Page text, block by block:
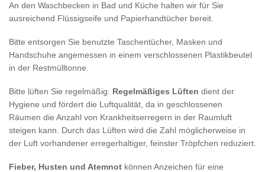
An den Waschbecken in Bad und Küche halten wir für Sie
ausreichend Flüssigseife und Papierhandtücher bereit.
Bitte entsorgen Sie benutzte Taschentücher, Masken und
Handschuhe angemessen in einem verschlossenen Plastikbeutel
in der Restmülltonne.
Bitte lüften Sie regelmäßig: Regelmäßiges Lüften dient der
Hygiene und fördert die Luftqualität, da in geschlossenen
Räumen die Anzahl von Krankheitserregern in der Raumluft
steigen kann. Durch das Lüften wird die Zahl möglicherweise in
der Luft vorhandener erregerhaltiger, feinster Tröpfchen reduziert.
Fieber, Husten und Atemnot können Anzeichen für eine